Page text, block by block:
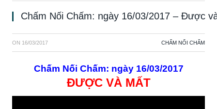
Chấm Nối Chấm: ngày 16/03/2017 – Được
ON 16/03/2017 CHẤM NỐI CHẤM
Chấm Nối Chấm: ngày 16/03/2017
ĐƯỢC VÀ MẤT